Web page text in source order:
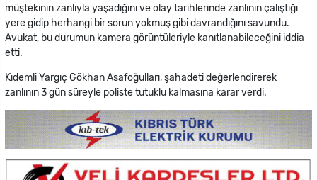
müştekinin zanlıyla yaşadığını ve olay tarihlerinde zanlının çalıştığı
yere gidip herhangi bir sorun yokmuş gibi davrandığını savundu.
Avukat, bu durumun kamera görüntüleriyle kanıtlanabileceğini iddia
etti.
Kıdemli Yargıç Gökhan Asafoğulları, şahadeti değerlendirerek
zanlının 3 gün süreyle poliste tutuklu kalmasına karar verdi.